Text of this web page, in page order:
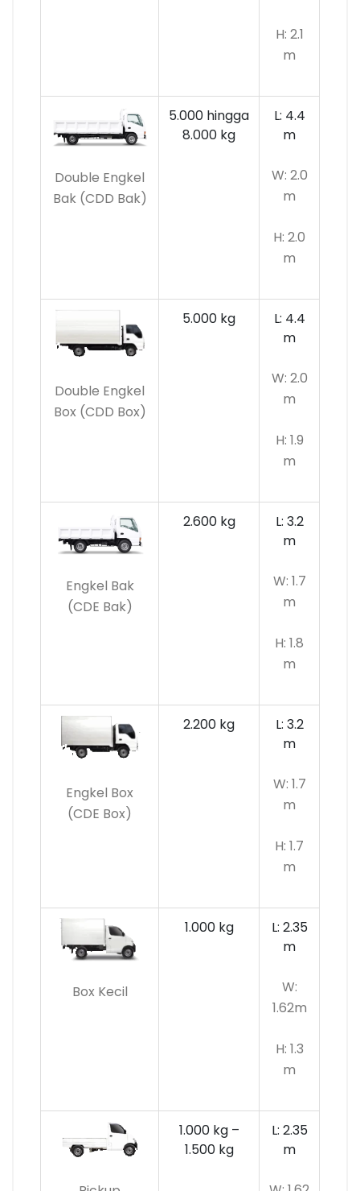
H: 2.1
m
Double Engkel
Bak (CDD Bak)
5.000 hingga
8.000 kg
L: 4.4
m
W: 2.0
m
H: 2.0
m
Double Engkel
Box (CDD Box)
5.000 kg
L: 4.4
m
W: 2.0
m
H: 1.9
m
Engkel Bak
(CDE Bak)
2.600 kg
L: 3.2
m
W: 1.7
m
H: 1.8
m
Engkel Box
(CDE Box)
2.200 kg
L: 3.2
m
W: 1.7
m
H: 1.7
m
Box Kecil
1.000 kg
L: 2.35
m
W:
1.62m
H: 1.3
m
1.000 kg –
1.500 kg
L: 2.35
m